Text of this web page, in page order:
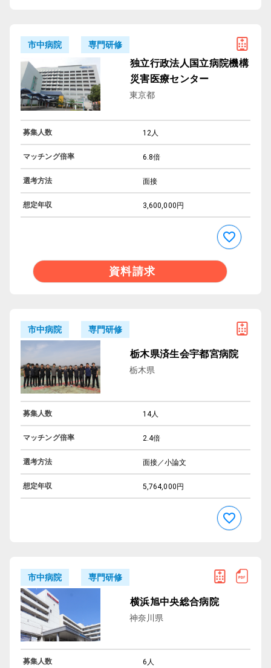
市中病院 専門研修
独立行政法人国立病院機構
災害医療センター
東京都
募集人数 12人
マッチング倍率 6.8倍
選考方法 面接
想定年収 3,600,000円
資料請求
市中病院 専門研修
栃木県済生会宇都宮病院
栃木県
募集人数 14人
マッチング倍率 2.4倍
選考方法 面接／小論文
想定年収 5,764,000円
市中病院 専門研修
横浜旭中央総合病院
神奈川県
募集人数 6人